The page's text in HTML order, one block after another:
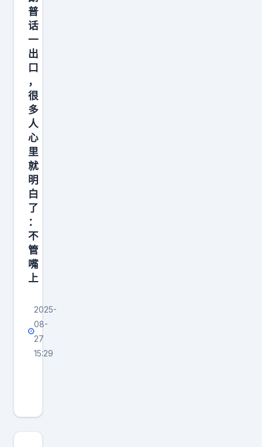
己
输
给
了
中
国
，
他
们
只
认
为
自
普
话
一
出
口
，
很
多
人
心
里
就
明
白
了
：
不
管
嘴
上
2025-
08-
27
15:29
想
来